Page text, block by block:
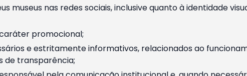
museus nas redes sociais, inclusive quanto à identidade
promocional;
e estritamente informativos, relacionados ao
de transparência;